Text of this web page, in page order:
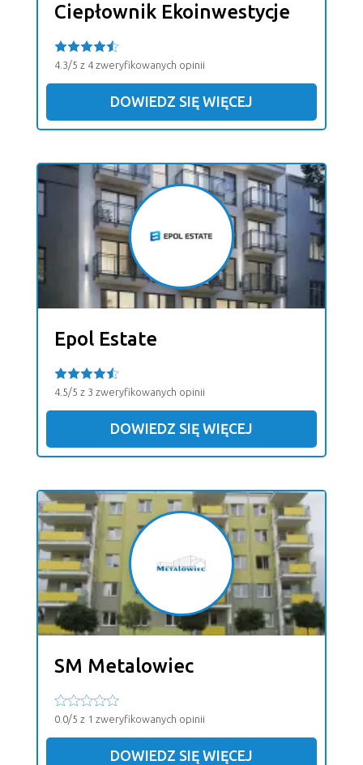
Ciepłownik Ekoinwestycje
4.3/5 z 4 zweryfikowanych opinii
DOWIEDZ SIĘ WIĘCEJ
Epol Estate
4.5/5 z 3 zweryfikowanych opinii
DOWIEDZ SIĘ WIĘCEJ
SM Metalowiec
0.0/5 z 1 zweryfikowanych opinii
DOWIEDZ SIĘ WIĘCEJ